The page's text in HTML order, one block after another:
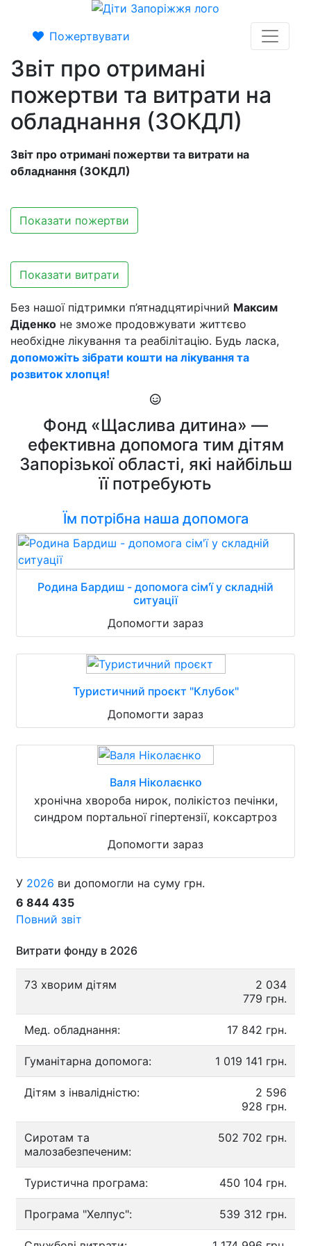
Пожертвувати
Звіт про отримані
пожертви та витрати на
обладнання (ЗОКДЛ)
Звіт про отримані пожертви та витрати на
обладнання (ЗОКДЛ)
Показати пожертви
Показати витрати
Без нашої підтримки п’ятнадцятирічний Максим
Діденко не зможе продовжувати життєво
необхідне лікування та реабілітацію. Будь ласка,
допоможіть зібрати кошти на лікування та
розвиток хлопця!
Фонд «Щаслива дитина» —
ефективна допомога тим дітям
Запорізької області, які найбільш
її потребують
Їм потрібна наша допомога
Родина Бардиш - допомога сім'ї у складній
ситуації
Допомогти зараз
Туристичний проєкт "Клубок"
Допомогти зараз
Валя Ніколаєнко
хронічна хвороба нирок, полікістоз печінки,
синдром портальної гіпертензії, коксартроз
Допомогти зараз
У 2026 ви допомогли на суму грн.
6 844 435
Повний звіт
Витрати фонду в 2026
73 хворим дітям
2 034
779 грн.
Мед. обладнання: 17 842 грн.
Гуманітарна допомога: 1 019 141 грн.
Дітям з інвалідністю:
2 596
928 грн.
Сиротам та
малозабезпеченим:
502 702 грн.
Туристична програма: 450 104 грн.
Програма "Хелпус": 539 312 грн.